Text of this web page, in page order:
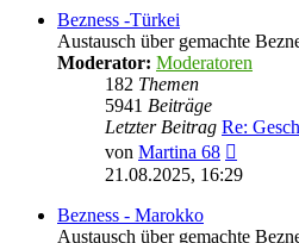
Bezness -Türkei
Austausch über gemachte
Moderator: Moderatoren
182 Themen
5941 Beiträge
Letzter Beitrag Re:
von Martina 68
Beitrag
21.08.2025, 16:29
Bezness - Marokko
Austausch über gemachte